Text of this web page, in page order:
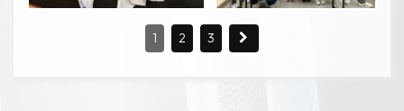
1 2 3